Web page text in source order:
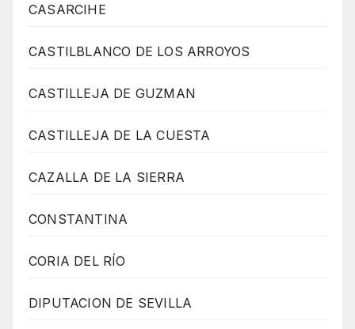
CASARCIHE
CASTILBLANCO DE LOS ARROYOS
CASTILLEJA DE GUZMAN
CASTILLEJA DE LA CUESTA
CAZALLA DE LA SIERRA
CONSTANTINA
CORIA DEL RÍO
DIPUTACION DE SEVILLA